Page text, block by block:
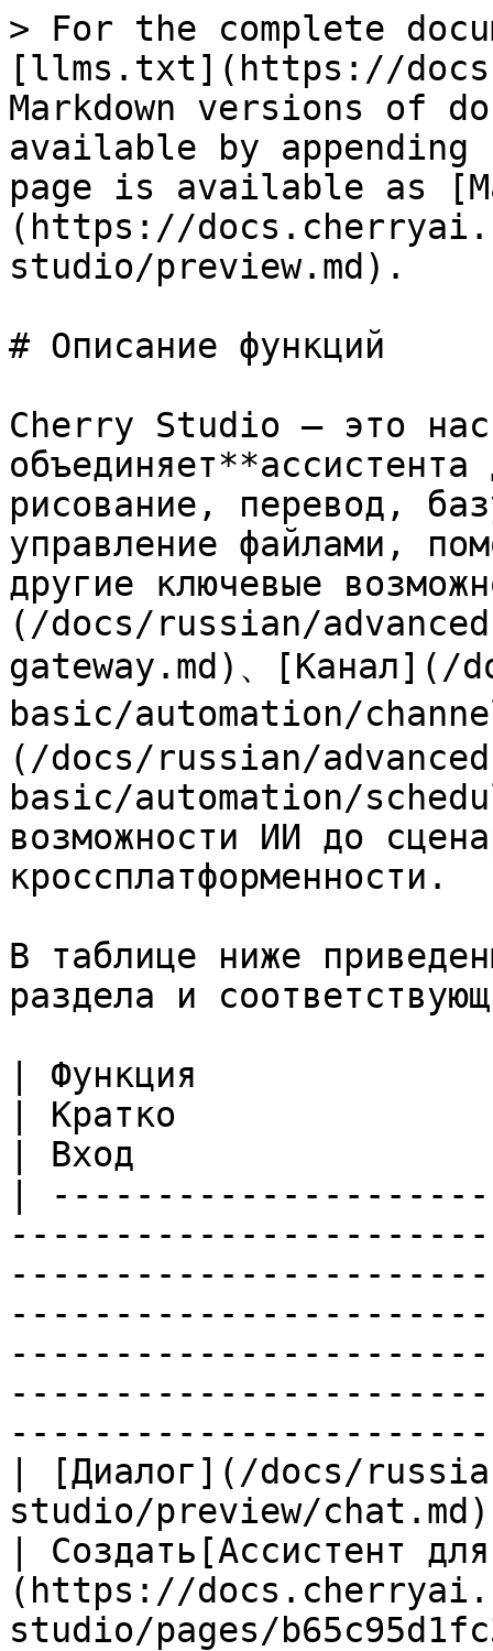
> For the complete
[llms.txt](https://
Markdown versions of
available by
page is available as
(https://
studio/preview.md).
# Описание функций
Cherry Studio — это
рисование, перевод,
управление файлами,
другие ключевые
(/docs/russian/
gateway.md)、[Канал](/
basic/automation/
(/docs/russian/
basic/automation/
возможности ИИ до
кроссплатформенности.
В таблице ниже
раздела и
| Функция
| Кратко
| Вход
|
| [Диалог](/docs/
studio/preview/chat.md)
| Создать[Ассистент
(https://
studio/pages/